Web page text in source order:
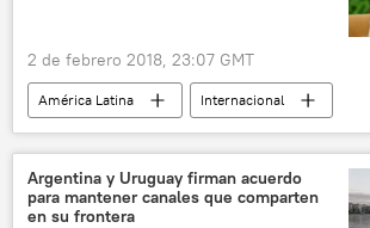
2 de febrero 2018, 23:07 GMT
América Latina
Internacional
Colombia
Rodrigo Londoño
noticias
Argentina y Uruguay firman acuerdo
para mantener canales que comparten
en su frontera